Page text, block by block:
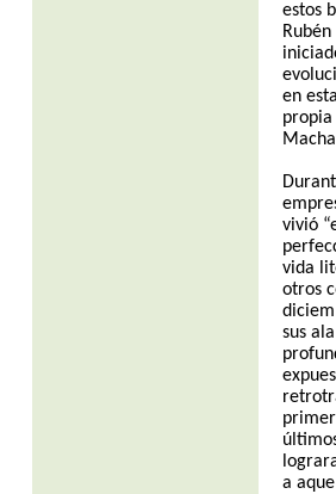
estos
en
propia
vivió
vida
otros
sus
a